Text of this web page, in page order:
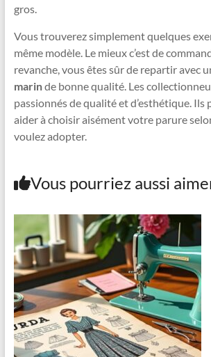
gros.
Vous trouverez simplement quelques
même modèle. Le mieux c’est de
revanche, vous êtes sûr de repartir avec
marinde bonne qualité. Les
passionnés de qualité et d’esthétique.
aider à choisir aisément votre parure
voulez adopter.
Vous pourriez aussi